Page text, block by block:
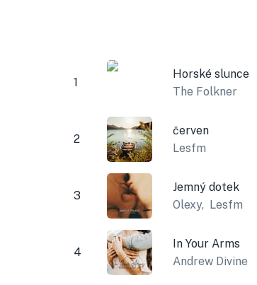
1
Horské slunce
The Folkner
2
červen
Lesfm
3
Jemný dotek
Olexy, Lesfm
4
In Your Arms
Andrew Divine